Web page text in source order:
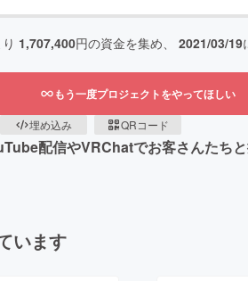
1,707,400円の資金を集め、 2021/03/19
もう一度プロジェクトをやってほしい
埋め込み QRコード
配信やVRChatでお客さんたち
います